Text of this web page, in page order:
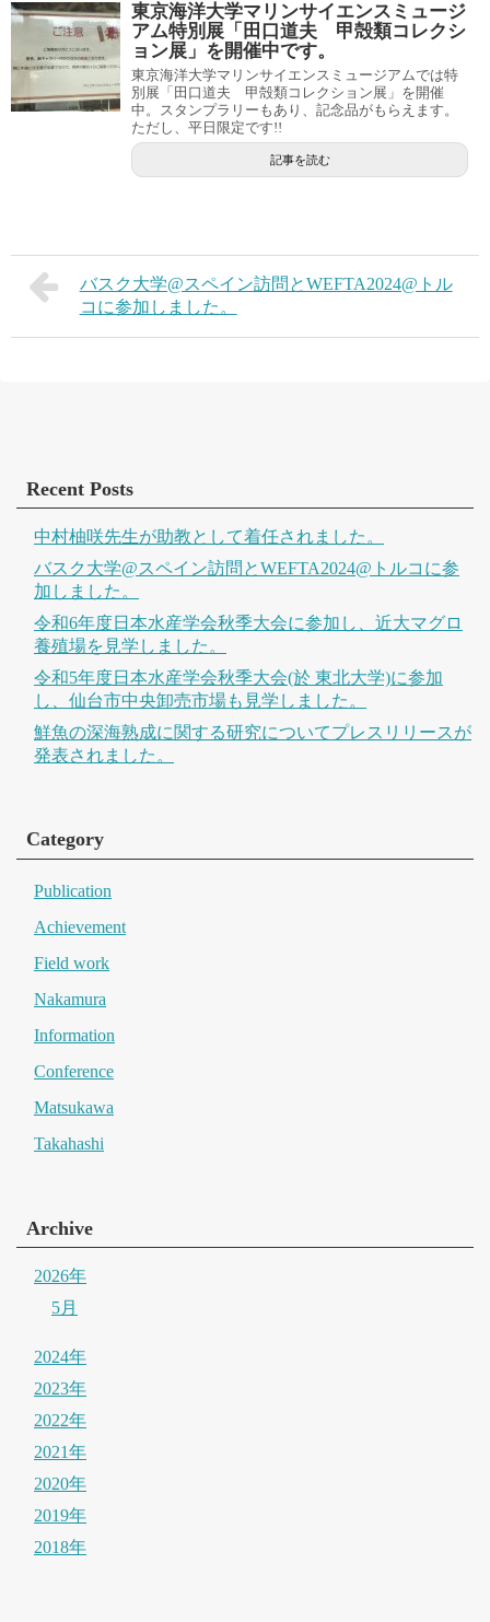
東京海洋大学マリンサイエンスミュージ
アム特別展「田口道夫 甲殻類コレクシ
ョン展」を開催中です。
東京海洋大学マリンサイエンスミュージアムでは特
別展「田口道夫 甲殻類コレクション展」を開催
中。スタンプラリーもあり、記念品がもらえます。
ただし、平日限定です!!
記事を読む
バスク大学@スペイン訪問とWEFTA2024@トル
コに参加しました。
Recent Posts
中村柚咲先生が助教として着任されました。
バスク大学@スペイン訪問とWEFTA2024@トルコに参
加しました。
令和6年度日本水産学会秋季大会に参加し、近大マグロ
養殖場を見学しました。
令和5年度日本水産学会秋季大会(於 東北大学)に参加
し、仙台市中央卸売市場も見学しました。
鮮魚の深海熟成に関する研究についてプレスリリースが
発表されました。
Category
Publication
Achievement
Field work
Nakamura
Information
Conference
Matsukawa
Takahashi
Archive
2026年
5月
2024年
2023年
2022年
2021年
2020年
2019年
2018年